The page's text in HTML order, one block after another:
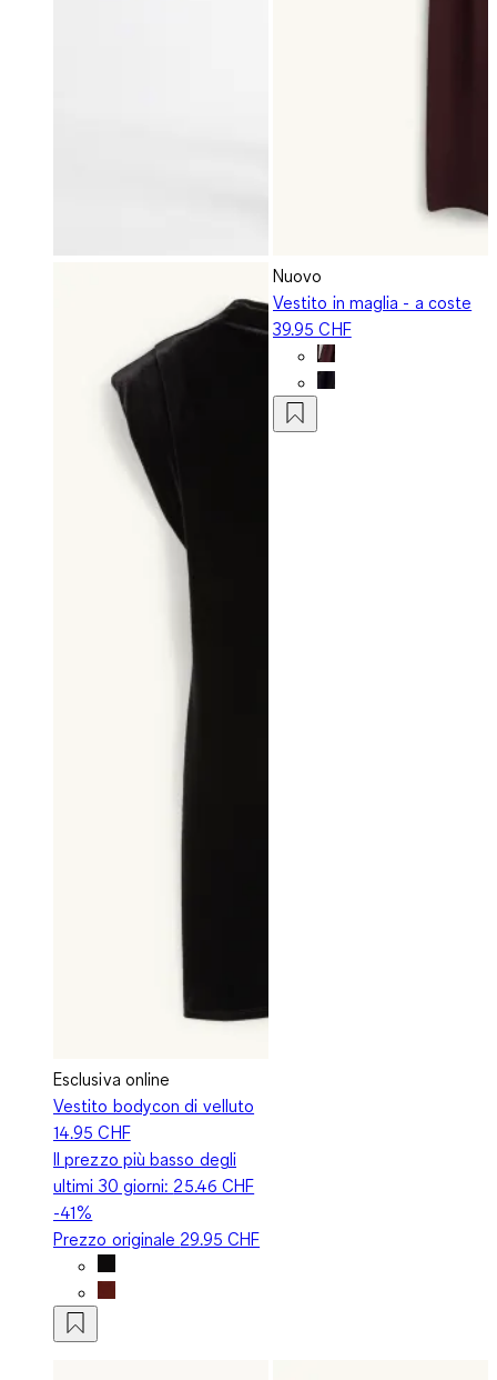
Esclusiva online
Vestito bodycon di velluto
14.95 CHF
Il prezzo più basso degli
ultimi 30 giorni: 25.46 CHF
-41%
Prezzo originale 29.95 CHF
Nuovo
Vestito in maglia - a coste
39.95 CHF